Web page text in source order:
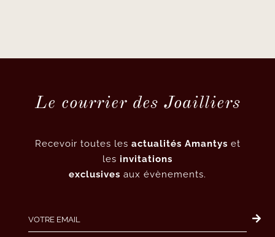
Le courrier des Joailliers
Recevoir toutes les actualités Amantys et
les invitations
exclusives aux évènements.